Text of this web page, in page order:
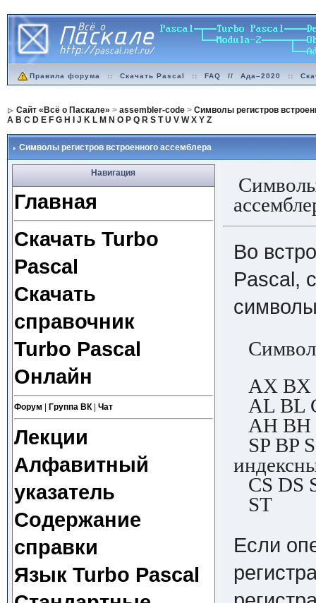
Правила форума :: Скачать Pascal :: FAQ // Ада–2020 ::
Сайт «Всё о Паскале» > assembler-code> Символы регистров
A B C D E F G H J K L M N O P Q R S T U V W X Y Z
Символы регистров встроенного ассемблера
Навигация
Главная
Скачать Turbo
Pascal
Скачать
справочник
Turbo Pascal
Онлайн
Форум Группа ВК| Чат
Лекции
Алфавитный
указатель
Содержание
справки
Язык Turbo Pascal
Во
Pascal,
AX
AL BL
AH
SP BP
CS DS
ST
Если